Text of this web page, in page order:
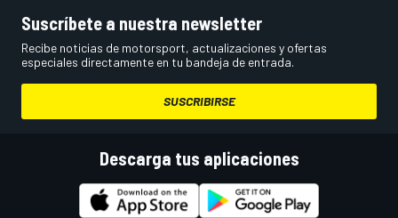
Suscríbete a nuestra newsletter
Recibe noticias de motorsport, actualizaciones y ofertas
especiales directamente en tu bandeja de entrada.
SUSCRIBIRSE
Descarga tus aplicaciones